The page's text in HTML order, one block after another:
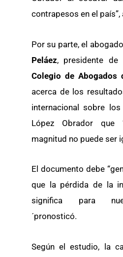
contrapesos en el país”,
Por su parte, el
Peláez, presidente de
Colegio de Abogados
acerca de los
internacional sobre
López Obrador
magnitud no puede ser
El documento debe
que la pérdida de la
significa para
´pronosticó.
Según el estudio, la